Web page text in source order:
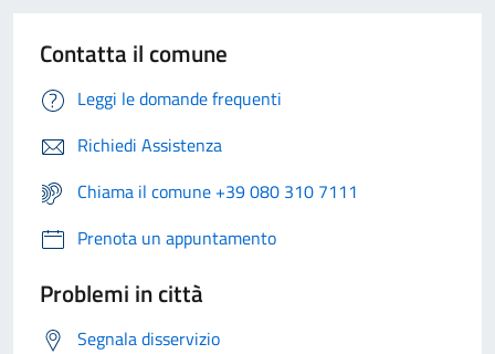
Contatta il comune
Leggi le domande frequenti
Richiedi Assistenza
Chiama il comune +39 080 310 7111
Prenota un appuntamento
Problemi in città
Segnala disservizio